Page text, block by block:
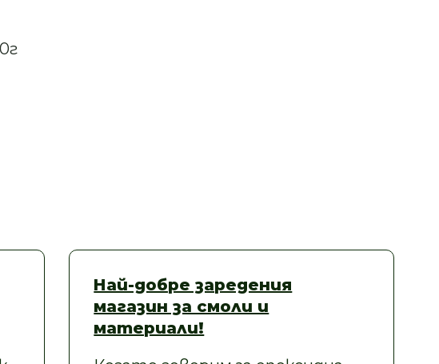
Най-добре заредения
магазин за смоли и
материали!